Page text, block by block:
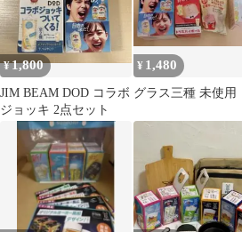
¥1,800
JIM BEAM DOD コラボ
ジョッキ 2点セット
¥ 1,480
グラス三種 未使用